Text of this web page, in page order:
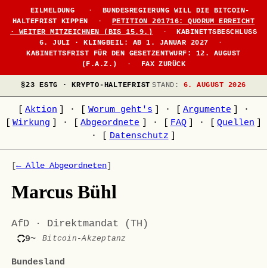
EILMELDUNG ·
BUNDESREGIERUNG WILL DIE BITCOIN-
HALTEFRIST KIPPEN
·
PETITION 201716: QUORUM ERREICHT
· WEITER MITZEICHNEN (BIS 15.9.)
·
KABINETTSBESCHLUSS
6. JULI · KLINGBEIL: AB 1. JANUAR 2027
·
KABINETTSFRIST FÜR DEN GESETZENTWURF: 12. AUGUST
(F.A.Z.)
· FAX ZURÜCK
§23 ESTG · KRYPTO-HALTEFRIST STAND: 6. AUGUST 2026
Aktion · Worum geht's · Argumente
·
Wirkung · Abgeordnete · FAQ · Quellen
·
Datenschutz
[← Alle Abgeordneten]
Marcus Bühl
AfD · Direktmandat (TH)
9~ Bitcoin-Akzeptanz
Bundesland